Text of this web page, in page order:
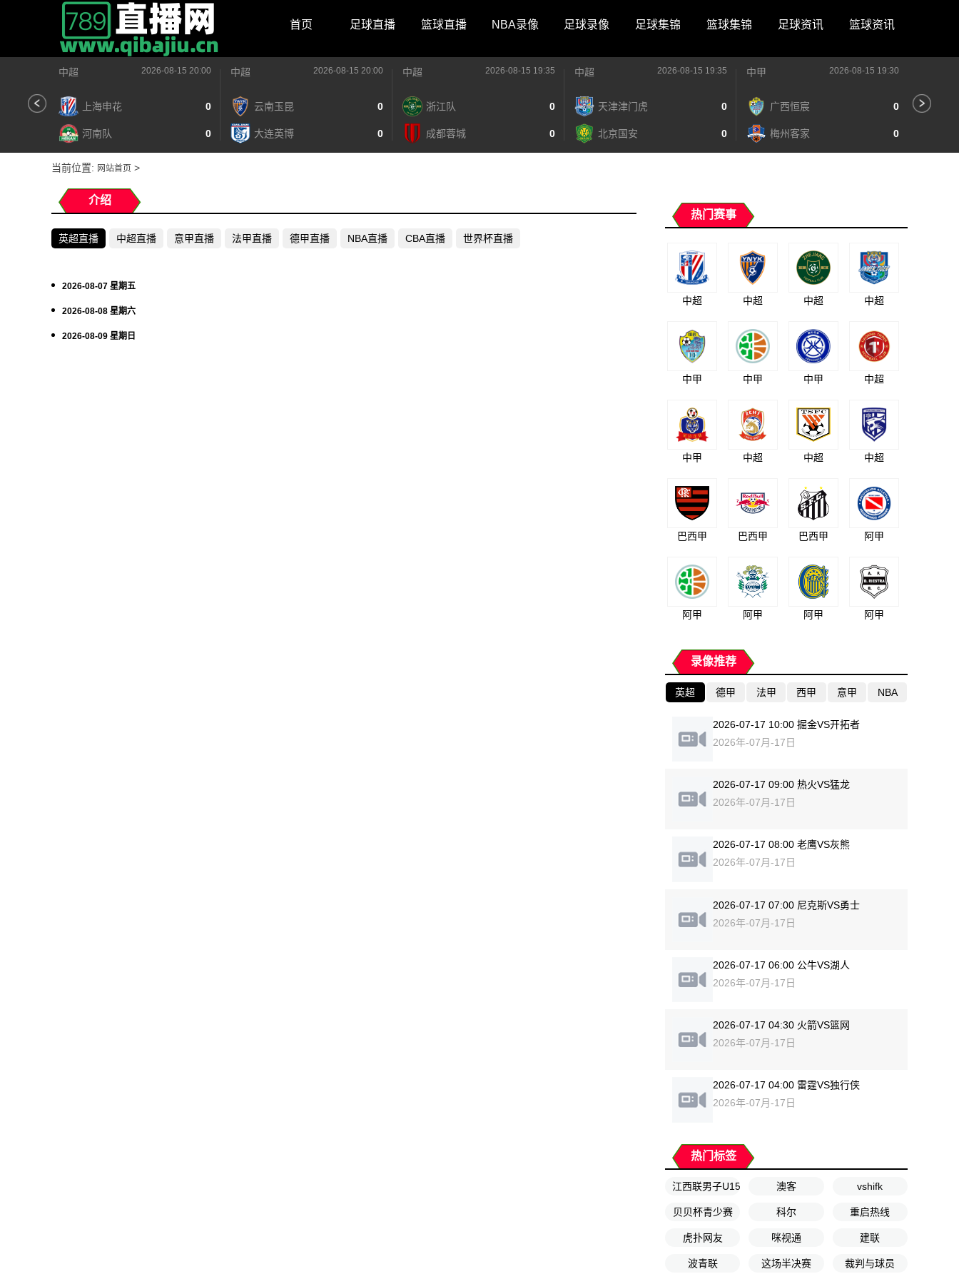
首页 足球直播 篮球直播 NBA录像 足球录像 足球集锦 篮球集锦 足球资讯 篮球资讯
中超 2026-08-15 20:00
上海申花 0
河南队 0
中超 2026-08-15 20:00
云南玉昆 0
大连英博 0
中超 2026-08-15 19:35
浙江队 0
成都蓉城 0
中超 2026-08-15 19:35
天津津门虎 0
北京国安 0
中甲 2026-08-15 19:30
广西恒宸 0
梅州客家 0
当前位置: 网站首页 >
介绍
英超直播 中超直播 意甲直播 法甲直播 德甲直播 NBA直播 CBA直播 世界杯直播
2026-08-07 星期五
2026-08-08 星期六
2026-08-09 星期日
热门赛事
中超 中超 中超 中超
中甲 中甲 中甲 中超
中甲 中超 中超 中超
巴西甲 巴西甲 巴西甲 阿甲
阿甲 阿甲 阿甲 阿甲
录像推荐
英超 德甲 法甲 西甲 意甲 NBA
2026-07-17 10:00 掘金VS开拓者
2026年-07月-17日
2026-07-17 09:00 热火VS猛龙
2026年-07月-17日
2026-07-17 08:00 老鹰VS灰熊
2026年-07月-17日
2026-07-17 07:00 尼克斯VS勇士
2026年-07月-17日
2026-07-17 06:00 公牛VS湖人
2026年-07月-17日
2026-07-17 04:30 火箭VS篮网
2026年-07月-17日
2026-07-17 04:00 雷霆VS独行侠
2026年-07月-17日
热门标签
江西联男子U15 澳客 vshifk
贝贝杯青少赛 科尔 重启热线
虎扑网友 咪视通 建联
波青联 这场半决赛 裁判与球员